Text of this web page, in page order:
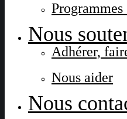
Nous
Adhérer,
Nous aider
Nous